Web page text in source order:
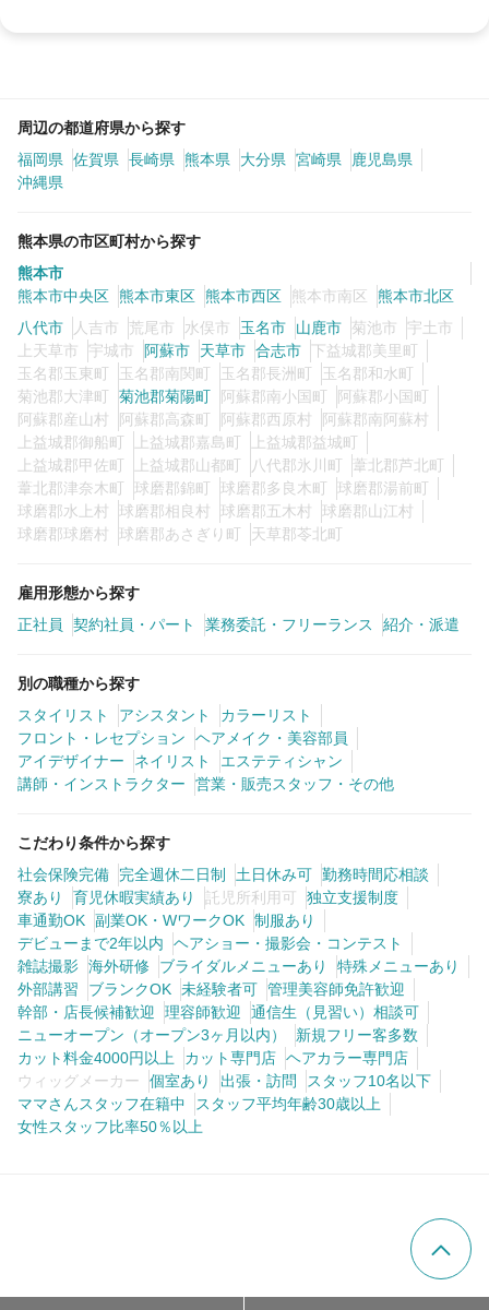
周辺の都道府県から探す
福岡県
佐賀県 長崎県 熊本県 大分県 宮崎県
鹿児島県
沖縄県
熊本県の市区町村から探す
熊本市
熊本市中央区 熊本市東区 熊本市西区 熊本市南区
熊本市北区
八代市
人吉市 荒尾市 水俣市 玉名市 山鹿市 菊池市
宇土市
上天草市
宇城市 阿蘇市 天草市 合志市
下益城郡美里町
玉名郡玉東町
玉名郡南関町 玉名郡長洲町
玉名郡和水町
菊池郡大津町
菊池郡菊陽町 阿蘇郡南小国町
阿蘇郡小国町
阿蘇郡産山村
阿蘇郡高森町 阿蘇郡西原村
阿蘇郡南阿蘇村
上益城郡御船町
上益城郡嘉島町
上益城郡益城町
上益城郡甲佐町
上益城郡山都町 八代郡氷川町
葦北郡芦北町
葦北郡津奈木町
球磨郡錦町 球磨郡多良木町
球磨郡湯前町
球磨郡水上村
球磨郡相良村 球磨郡五木村
球磨郡山江村
球磨郡球磨村
球磨郡あさぎり町 天草郡苓北町
雇用形態から探す
正社員
契約社員・パート 業務委託・フリーランス 紹介・派遣
別の職種から探す
スタイリスト
アシスタント
カラーリスト
フロント・レセプション
ヘアメイク・美容部員
アイデザイナー
ネイリスト
エステティシャン
講師・インストラクター
営業・販売スタッフ・その他
こだわり条件から探す
社会保険完備
完全週休二日制 土日休み可 勤務時間応相談
寮あり
育児休暇実績あり 託児所利用可
独立支援制度
車通勤OK 副業OK・WワークOK 制服あり
デビューまで2年以内
ヘアショー・撮影会・コンテスト
雑誌撮影 海外研修 ブライダルメニューあり
特殊メニューあり
外部講習
ブランクOK 未経験者可 管理美容師免許歓迎
幹部・店長候補歓迎
理容師歓迎
通信生（見習い）相談可
ニューオープン（オープン3ヶ月以内）
新規フリー客多数
カット料金4000円以上
カット専門店 ヘアカラー専門店
ウィッグメーカー
個室あり 出張・訪問
スタッフ10名以下
ママさんスタッフ在籍中
スタッフ平均年齢30歳以上
女性スタッフ比率50％以上